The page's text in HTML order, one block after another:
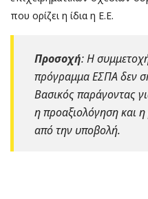
που ορίζει η ίδια η Ε.Ε.
Προσοχή: Η
πρόγραμμα ΕΣΠΑ δεν
Βασικός παράγοντας
η προαξιολόγηση και
από την υποβολή.